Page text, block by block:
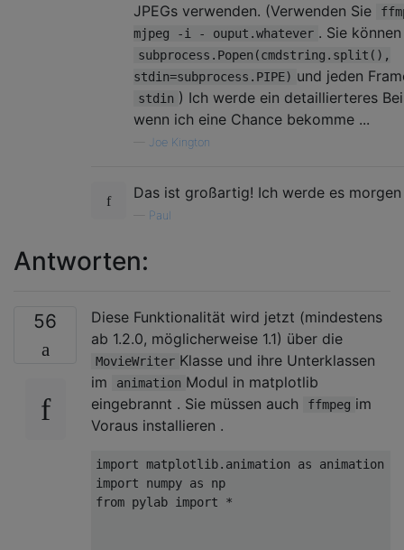
JPEGs verwenden. (Verwenden Sie
mjpeg -i - ouput.whatever . Sie
subprocess.Popen(cmdstring.split(),
stdin=subprocess.PIPE) und jeden
stdin ) Ich werde ein detaillierteres
wenn ich eine Chance bekomme ...
Joe Kington
Das ist großartig! Ich werde es morgen
Paul
Antworten:
56
Diese Funktionalität wird jetzt (mindestens
ab 1.2.0, möglicherweise 1.1) über die
MovieWriter Klasse und ihre Unterklassen
im
animation Modul in matplotlib
eingebrannt . Sie müssen auch
ffmpeg im
Voraus installieren .
import matplotlib.animation as
import numpy as
from pylab import *